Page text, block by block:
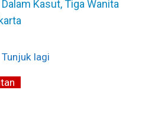
Kasut, Tiga Wanita
Tunjuk lagi